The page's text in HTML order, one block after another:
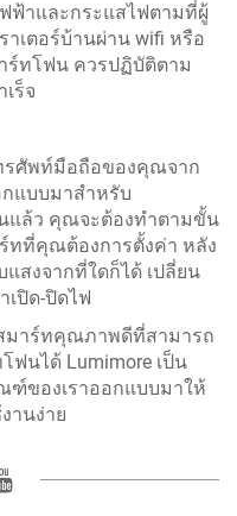
ฟ้าและกระแสไฟตามที่ผู้
าเตอร์บ้านผ่าน wifi หรือ
ร์ทโฟน ควรปฏิบัติตาม
ร็จ
รศัพท์มือถือของคุณจาก
กแบบมาสำหรับ
แล้ว คุณจะต้องทำตามขั้น
ทที่คุณต้องการตั้งค่า หลัง
สงจากที่ใดก็ได้ เปลี่ยน
เปิด-ปิดไฟ
มาร์ทคุณภาพดีที่สามารถ
นได้ Lumimore เป็น
ของเราออกแบบมาให้
านง่าย